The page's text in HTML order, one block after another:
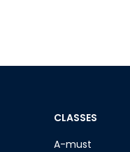
CLASSES
A-must